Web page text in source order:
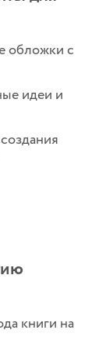
обложки с
идеи и
книги на